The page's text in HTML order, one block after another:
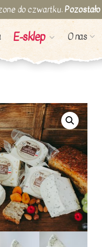
do czwartku.Pozostało
E-sklep O nas